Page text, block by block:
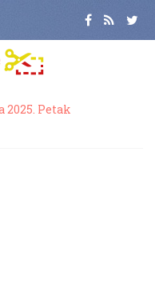
2025. Petak